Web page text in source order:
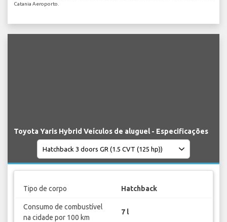
Catania Aeroporto.
Toyota Yaris Hybrid Veículos de aluguel - Especificações
Tipo de corpo Hatchback
Consumo de combustível
na cidade por 100 km
7 l